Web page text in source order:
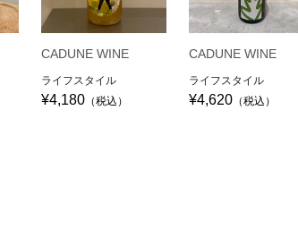
CADUNE WINE
ライフスタイル
¥4,180 （税込）
CADUNE WINE
ライフスタイル
¥4,620 （税込）